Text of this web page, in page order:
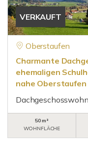
VERKAUFT
Oberstaufen
Charmante
ehemaligen
nahe Oberstaufen
50 m²
WOHNFLÄCHE